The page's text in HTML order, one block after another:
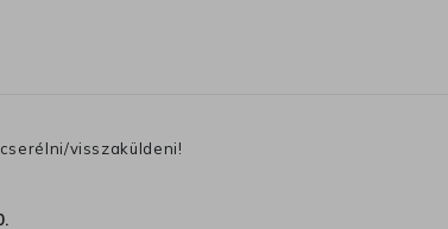
visszaküldeni!
.